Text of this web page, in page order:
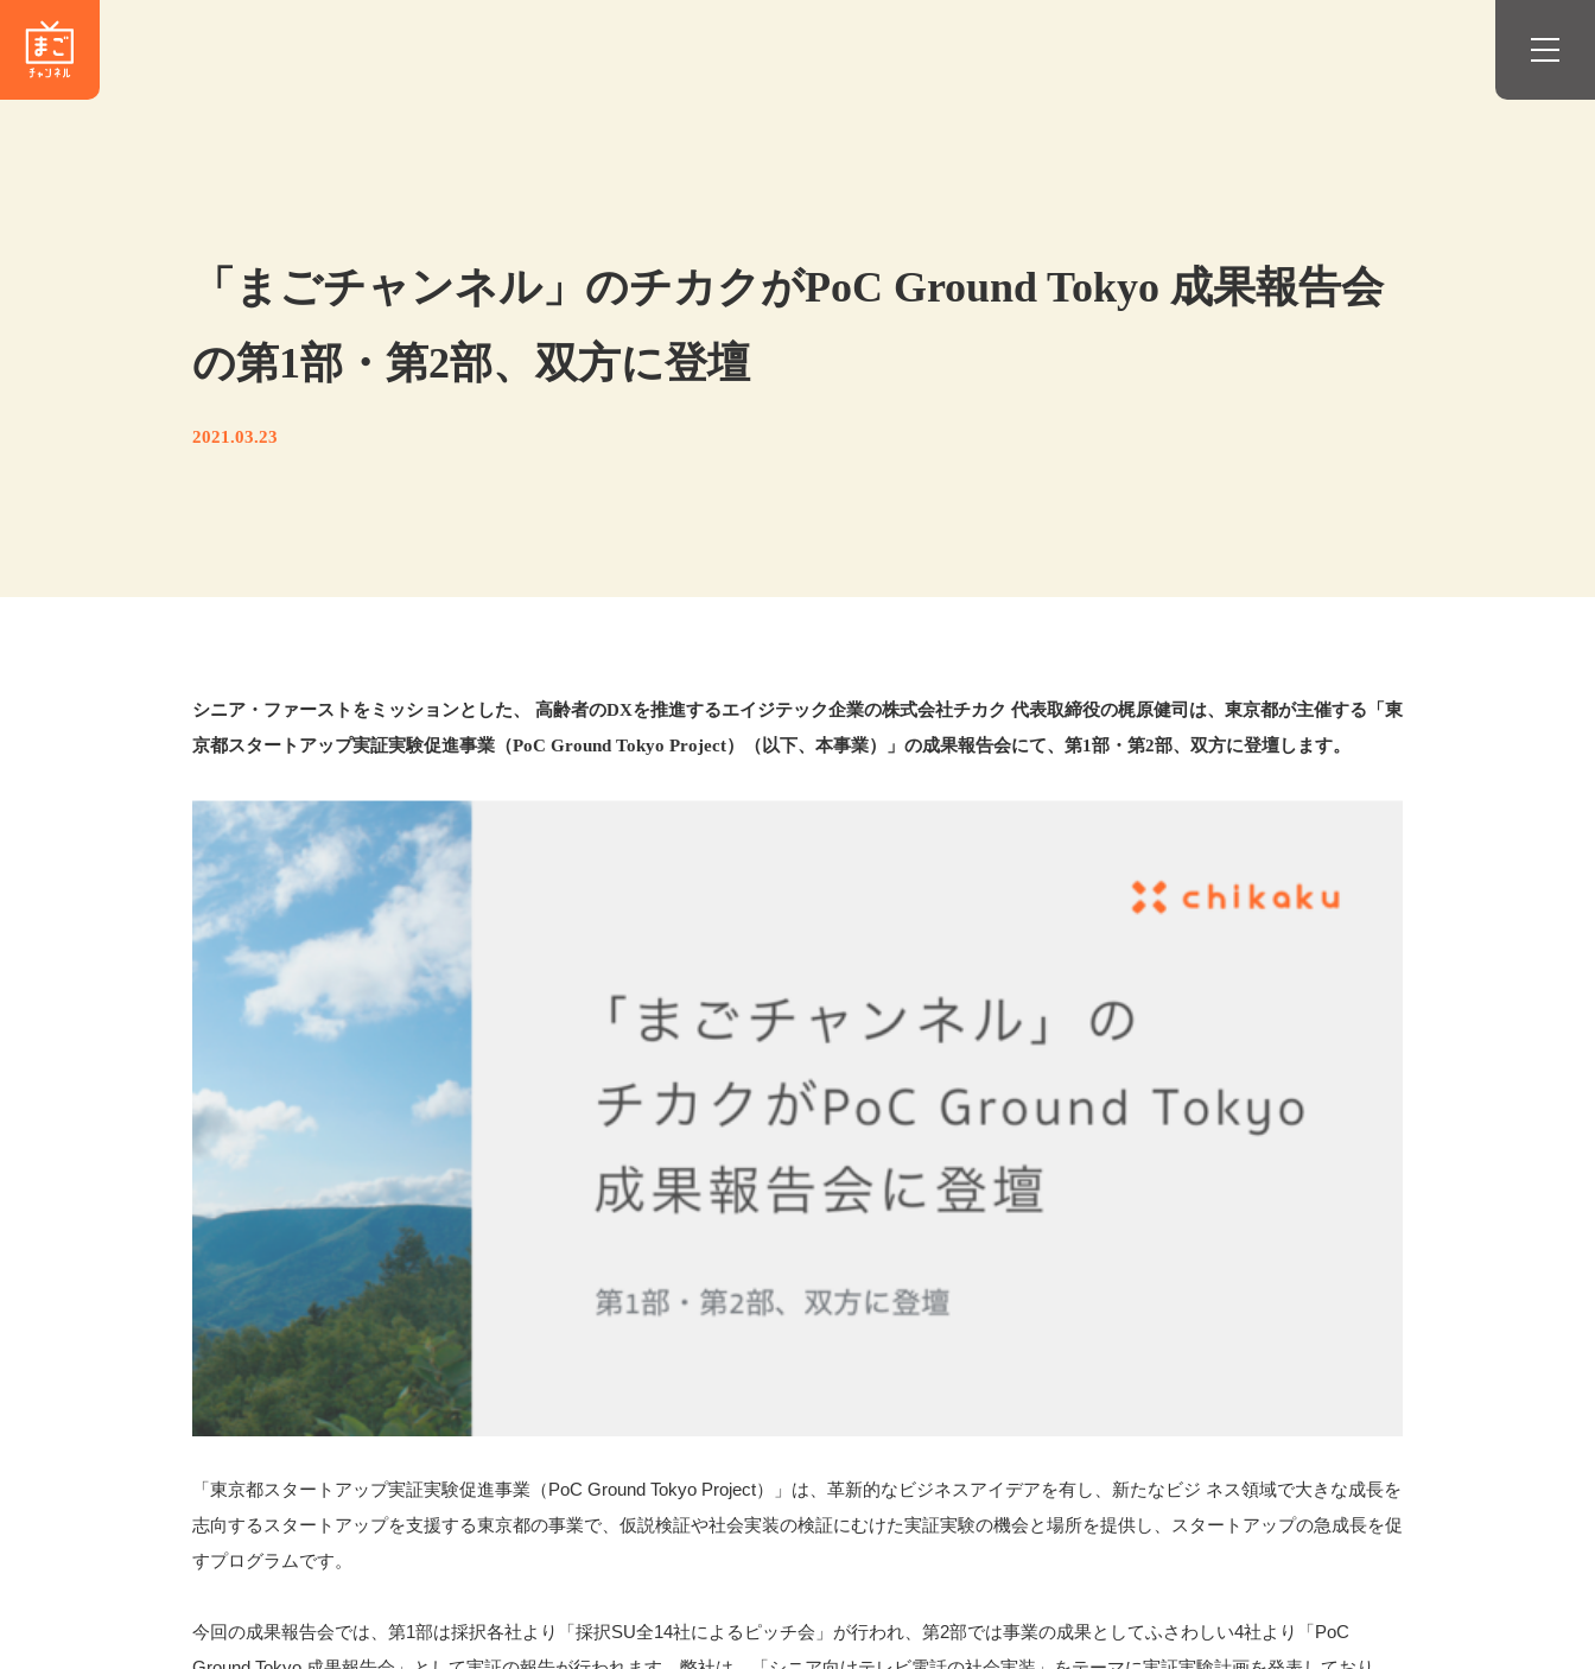
「まごチャンネル」のチカクがPoC Ground Tokyo 成果報告会
の第1部・第2部、双方に登壇
2021.03.23
シニア・ファーストをミッションとした、 高齢者のDXを推進するエイジテック企業の株式会社チカク 代表取締役の梶原健司は、東京都が主催する「東
京都スタートアップ実証実験促進事業（PoC Ground Tokyo Project）（以下、本事業）」の成果報告会にて、第1部・第2部、双方に登壇します。
「東京都スタートアップ実証実験促進事業（PoC Ground Tokyo Project）」は、革新的なビジネスアイデアを有し、新たなビジ ネス領域で大きな成長を
志向するスタートアップを支援する東京都の事業で、仮説検証や社会実装の検証にむけた実証実験の機会と場所を提供し、スタートアップの急成長を促
すプログラムです。
今回の成果報告会では、第1部は採択各社より「採択SU全14社によるピッチ会」が行われ、第2部では事業の成果としてふさわしい4社より「PoC